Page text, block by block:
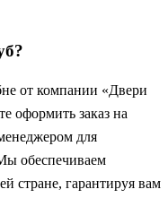
от компании «Двери
оформить заказ на
для
обеспечиваем
стране, гарантируя вам